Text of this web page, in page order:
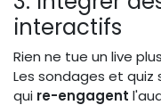
interactifs
Rien ne tue un live
Les sondages et
qui re-engagent